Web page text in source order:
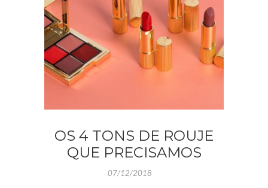
OS 4 TONS DE ROUJE
QUE PRECISAMOS
07/12/2018